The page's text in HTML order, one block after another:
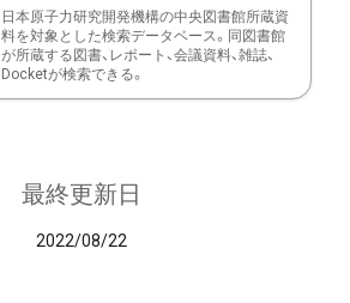
日本原子力研究開発機構の中央図書館所蔵資
料を対象とした検索データベース。同図書館
が所蔵する図書、レポート、会議資料、雑誌、
Docketが検索できる。
最終更新日
2022/08/22